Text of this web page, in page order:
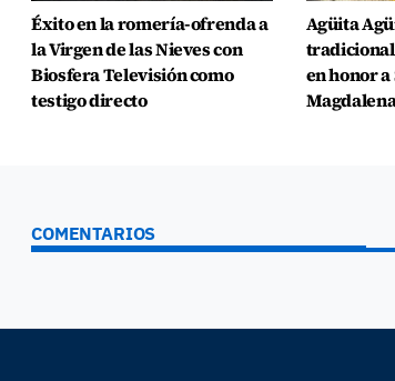
Éxito en la romería-ofrenda a
la Virgen de las Nieves con
Biosfera Televisión como
testigo directo
Agüita
en honor
COMENTARIOS